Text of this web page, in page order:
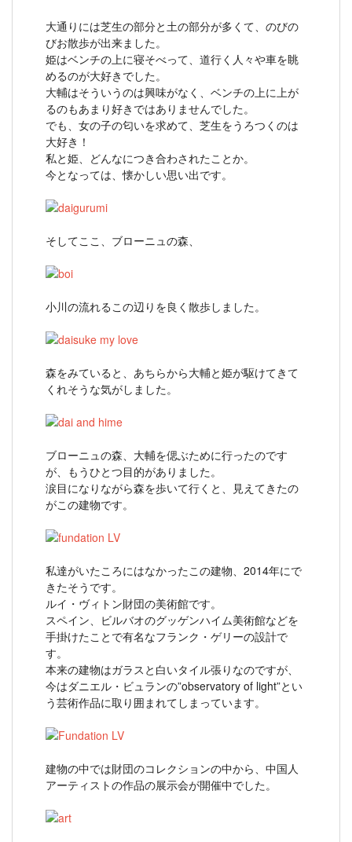
大通りには芝生の部分と土の部分が多くて、のびの
びお散歩が出来ました。
姫はベンチの上に寝そべって、道行く人々や車を眺
めるのが大好きでした。
大輔はそういうのは興味がなく、ベンチの上に上が
るのもあまり好きではありませんでした。
でも、女の子の匂いを求めて、芝生をうろつくのは
大好き！
私と姫、どんなにつき合わされたことか。
今となっては、懐かしい思い出です。
そしてここ、ブローニュの森、
小川の流れるこの辺りを良く散歩しました。
森をみていると、あちらから大輔と姫が駆けてきて
くれそうな気がしました。
ブローニュの森、大輔を偲ぶために行ったのです
が、もうひとつ目的がありました。
涙目になりながら森を歩いて行くと、見えてきたの
がこの建物です。
私達がいたころにはなかったこの建物、2014年にで
きたそうです。
ルイ・ヴィトン財団の美術館です。
スペイン、ビルバオのグッゲンハイム美術館などを
手掛けたことで有名なフランク・ゲリーの設計で
す。
本来の建物はガラスと白いタイル張りなのですが、
今はダニエル・ビュランの”observatory of light”とい
う芸術作品に取り囲まれてしまっています。
建物の中では財団のコレクションの中から、中国人
アーティストの作品の展示会が開催中でした。